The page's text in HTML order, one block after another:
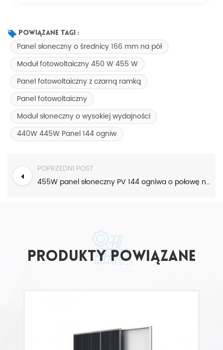
Powiązane Tagi :
Panel słoneczny o średnicy 166 mm na pół
Moduł fotowoltaiczny 450 W 455 W
Panel fotowoltaiczny z czarną ramką
Panel fotowoltaiczny
Moduł słoneczny o wysokiej wydajności
440W 445W Panel 144 ogniw
POPRZEDNI POST
455W panel słoneczny PV 144 ogniwa o połowę niższe ceny modułów mono
Produkty powiązane